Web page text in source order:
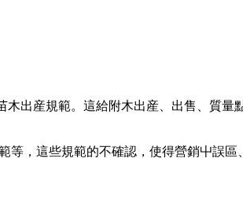
出産規範。這給附木出産、出售、質量
等，這些規範的不確認，使得營銷屮誤區